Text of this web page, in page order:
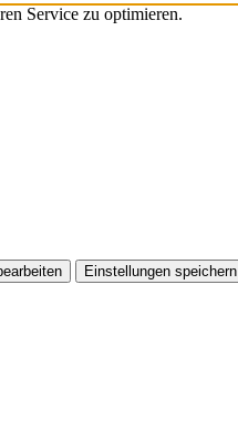
Service zu optimieren.
Einstellungen speichern